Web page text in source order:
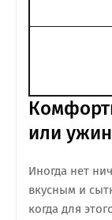
или
Иногда нет
вкусным и
когда для